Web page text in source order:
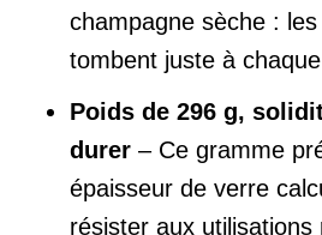
champagne sèche :
tombent juste à
Poids de 296 g,
durer – Ce gramme
épaisseur de verre
résister aux utilisations